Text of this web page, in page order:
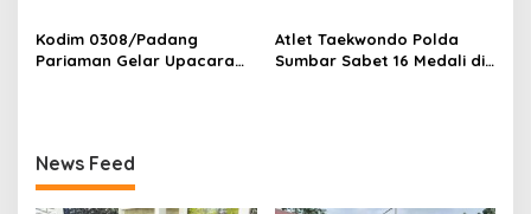
Masyarakat, Danramil
/Babinsa Koramil
Makodim
Kodim 0308/Padang
Pariaman Gelar Upacara
Atlet Taekwondo Polda
Sumbar Sabet 16 Medali di
News Feed